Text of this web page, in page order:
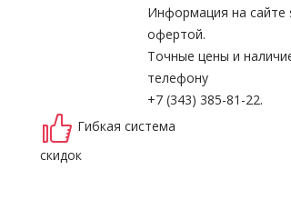
Информация на сайте
офертой.
Точные цены и
телефону
+7 (343) 385-81-22.
Гибкая система
скидок